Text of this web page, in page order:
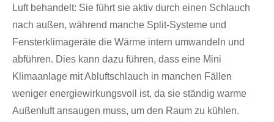
Luft behandelt: Sie führt sie aktiv durch einen Schlauch
nach außen, während manche Split-Systeme und
Fensterklimageräte die Wärme intern umwandeln und
abführen. Dies kann dazu führen, dass eine Mini
Klimaanlage mit Abluftschlauch in manchen Fällen
weniger energiewirkungsvoll ist, da sie ständig warme
Außenluft ansaugen muss, um den Raum zu kühlen.